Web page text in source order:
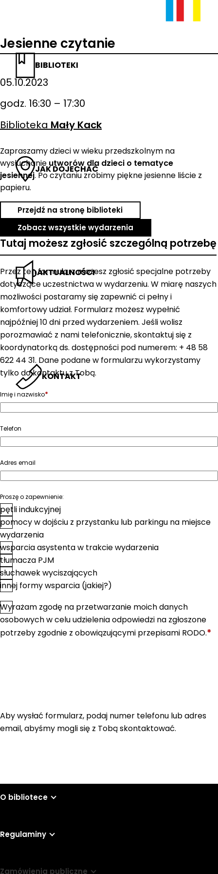
BIBLIOTEKI
JAK DOJECHAĆ
AKTUALNOŚCI
KONTAKT
Jesienne czytanie
05.10.2023
godz. 16:30 – 17:30
Biblioteka Mały Kack
Zapraszamy dzieci w wieku przedszkolnym na
wysłuchanie utworów dla dzieci o tematyce
jesiennej. Po czytaniu zrobimy piękne jesienne liście z
papieru.
Przejdź na stronę biblioteki
Zobacz wszystkie wydarzenia
Tutaj możesz zgłosić szczególną potrzebę
Przez ten formularz możesz zgłosić specjalne potrzeby
dotyczące uczestnictwa w wydarzeniu. W miarę naszych
możliwości postaramy się zapewnić ci pełny i
komfortowy udział. Formularz możesz wypełnić
najpóźniej 10 dni przed wydarzeniem. Jeśli wolisz
porozmawiać z nami telefonicznie, skontaktuj się z
koordynatorką ds. dostępności pod numerem: + 48 58
622 44 31. Dane podane w formularzu wykorzystamy
tylko do kontaktu z Tobą.
Imię i nazwisko*
Telefon
Adres email
Proszę o zapewnienie:
pętli indukcyjnej
pomocy w dojściu z przystanku lub parkingu na miejsce
wydarzenia
wsparcia asystenta w trakcie wydarzenia
tłumacza PJM
słuchawek wyciszających
innej formy wsparcia (jakiej?)
Zgoda*
Wyrażam zgodę na przetwarzanie moich danych
osobowych w celu udzielenia odpowiedzi na zgłoszone
potrzeby zgodnie z obowiązującymi przepisami RODO.*
Aby wysłać formularz, podaj numer telefonu lub adres
email, abyśmy mogli się z Tobą skontaktować.
O bibliotece
Regulaminy
Zamówienia publiczne